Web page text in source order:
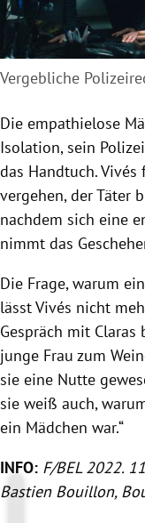
Vergebliche
Die empathielose
Isolation, sein
das Handtuch.
vergehen, der Täter
nachdem sich eine
nimmt das
Die Frage, warum
lässt Vivés nicht
Gespräch mit
junge Frau zum
sie eine Nutte
sie weiß auch,
ein Mädchen war.“
INFO: F/BEL 2022.
Bastien Bouillon,